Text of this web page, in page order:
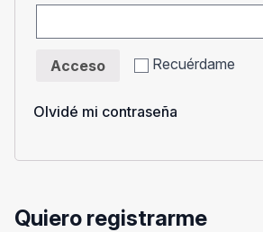
Recuérdame
Acceso
Olvidé mi contraseña
Quiero registrarme